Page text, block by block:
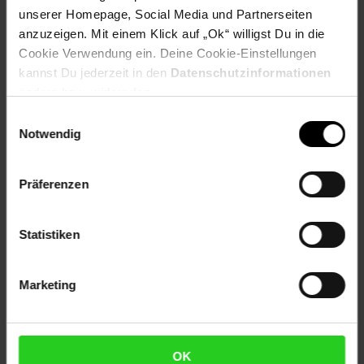
unserer Homepage, Social Media und Partnerseiten
anzuzeigen. Mit einem Klick auf „Ok“ willigst Du in die
Cookie Verwendung ein. Deine Cookie-Einstellungen
kannst Du jederzeit in den Datenschutzinformationen
Notwendig
Präferenzen
Statistiken
Marketing
OK
Artikelnummer: 2623651000
EAN: 9006113007241
Artikel gehört zur Kategorie:Gaming Spiele
Versandinformationen
Herstellerinformationen
Fußzeile
Weitere Online-Angebote
Netto Reisen TV-Shop Weinwelt